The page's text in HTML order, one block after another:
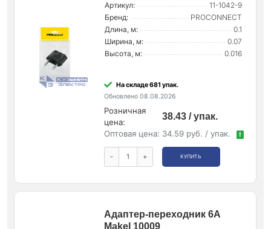
Артикул:
11-1042-9
Бренд:
PROCONNECT
Длина, м:
0.1
Ширина, м:
0.07
Высота, м:
0.016
На складе 681 упак.
Обновлено 08.08.2026
Розничная
цена:
38.43 / упак.
Оптовая цена: 34.59 руб. / упак. !
- + КУПИТЬ
Адаптер-переходник 6А
Makel 10009